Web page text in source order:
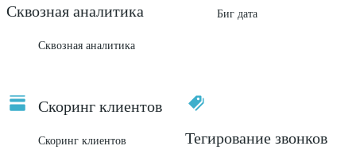
Сквозная аналитика
Сквозная аналитика
Биг дата
Скоринг клиентов
Скоринг клиентов Тегирование звонков